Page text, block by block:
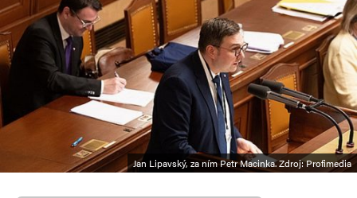
Jan Lipavský, za ním Petr Macinka. Zdroj: Profimedia